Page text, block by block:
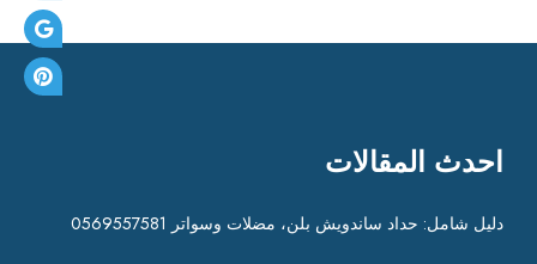
احدث المقالات
دليل شامل: حداد ساندويش بلن، مضلات وسواتر 0569557581